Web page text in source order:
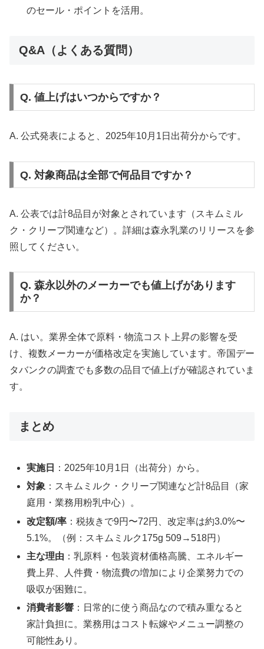
のセール・ポイントを活用。
Q&A（よくある質問）
Q. 値上げはいつからですか？
A. 公式発表によると、2025年10月1日出荷分からです。
Q. 対象商品は全部で何品目ですか？
A. 公表では計8品目が対象とされています（スキムミル
ク・クリープ関連など）。詳細は森永乳業のリリースを参
照してください。
Q. 森永以外のメーカーでも値上げがあります
か？
A. はい。業界全体で原料・物流コスト上昇の影響を受
け、複数メーカーが価格改定を実施しています。帝国デー
タバンクの調査でも多数の品目で値上げが確認されていま
す。
まとめ
実施日
：2025年10月1日（出荷分）から。
対象 ：スキムミルク・クリープ関連など計8品目（家
庭用・業務用粉乳中心）。
改定額/率 ：税抜きで9円〜72円、改定率は約3.0%〜
5.1%。（例：スキムミルク175g 509→518円）
主な理由 ：乳原料・包装資材価格高騰、エネルギー
費上昇、人件費・物流費の増加により企業努力での
吸収が困難に。
消費者影響 ：日常的に使う商品なので積み重なると
家計負担に。業務用はコスト転嫁やメニュー調整の
可能性あり。